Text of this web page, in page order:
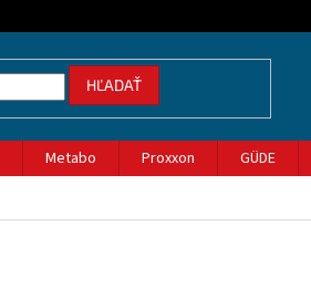
HĽADAŤ
Metabo Proxxon GÜDE